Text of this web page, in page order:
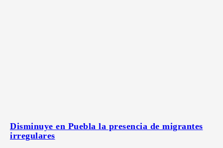
Disminuye en Puebla la presencia de migrantes
irregulares